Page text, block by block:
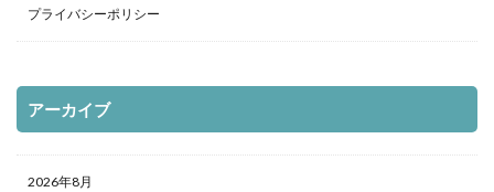
プライバシーポリシー
アーカイブ
2026年8月